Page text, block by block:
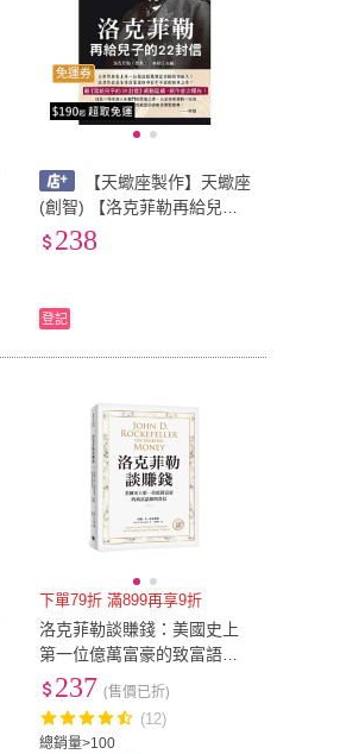
免運券
【天蠍座製作】天蠍座
(創智) 【洛克菲勒再給兒子
的22封信(約翰．洛克菲
238
登記
下單79折 滿899再享9折
洛克菲勒談賺錢：美國史上
第一位億萬富豪的致富語錄
與書信【中英對照】
總銷量>100
237 (售價已折)
(12)